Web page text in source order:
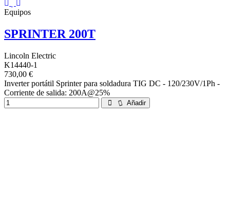
Equipos
SPRINTER 200T
Lincoln Electric
K14440-1
730,00 €
Inverter portátil Sprinter para soldadura TIG DC - 120/230V/1Ph -
Corriente de salida: 200A@25%
Añadir